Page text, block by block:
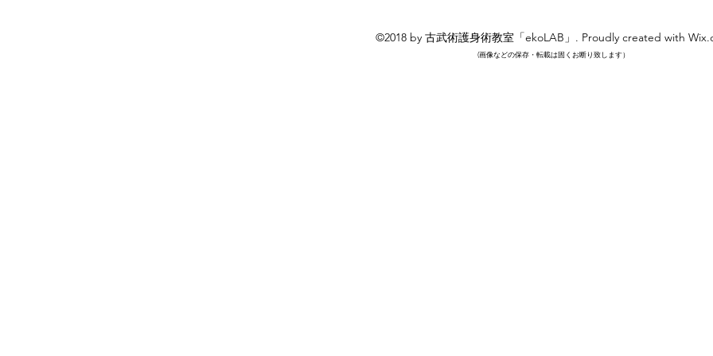
©2018 by 古武術護身術教室「ekoLAB」. Proudly created with
​(画像などの保存・転載は固くお断り致します）